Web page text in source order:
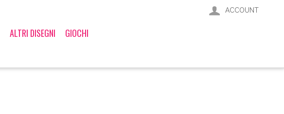
ACCOUNT
ALTRI DISEGNI GIOCHI